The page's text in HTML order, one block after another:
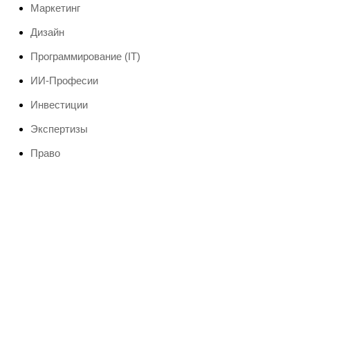
Маркетинг
Дизайн
Программирование (IT)
ИИ-Професии
Инвестиции
Экспертизы
Право